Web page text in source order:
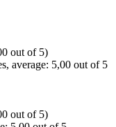
out of 5)
out of 5)